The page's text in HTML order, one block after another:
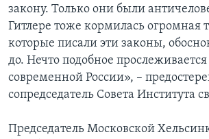
закону. Только они были
Гитлере тоже кормилась огромная
которые писали эти законы,
до. Нечто подобное прослеживается
современной России», –
сопредседатель Совета Института
Председатель Московской